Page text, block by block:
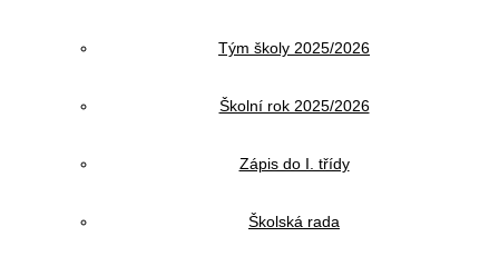
Tým školy 2025/2026
Školní rok 2025/2026
Zápis do I. třídy
Školská rada